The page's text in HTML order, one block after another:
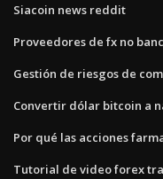
Siacoin news reddit
Proveedores de fx no
Gestión de riesgos de
Convertir dólar bitcoin a
Por qué las acciones
Tutorial de video forex